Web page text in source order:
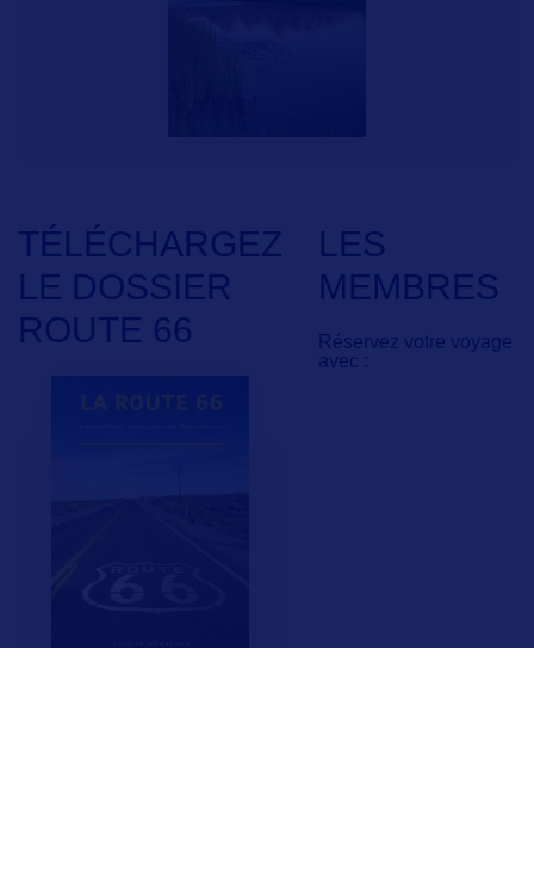
LES
MEMBRES
Réservez votre voyage
avec :
TÉLÉCHARGEZ
LE DOSSIER
ROUTE 66